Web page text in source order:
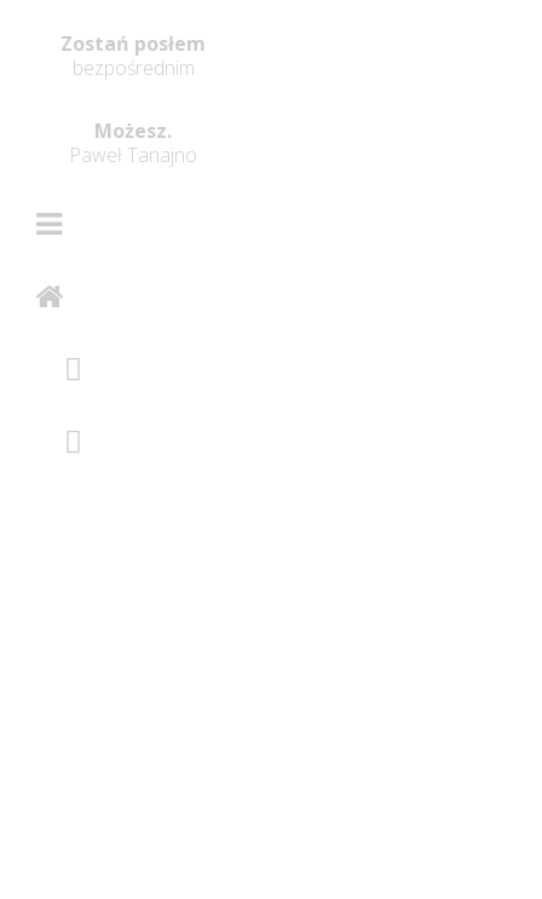
Zostań posłem
bezpośrednim
Możesz.
Paweł Tanajno